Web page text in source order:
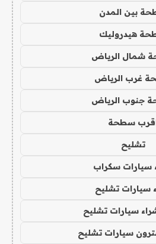
بين المدن
هيدروليك
شمال الرياض
غرب الرياض
جنوب الرياض
سطحة
تشليح
سيارات سكراب
سيارات تشليح
سيارات تشليح
سيارات تشليح